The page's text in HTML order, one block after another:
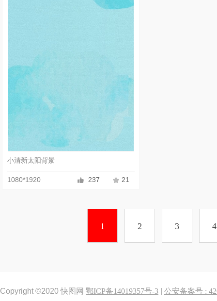
小清新太阳背景
1080*1920 237 21
1 2 3 4
Copyright ©2020 快图网 鄂ICP备14019357号-3
公安备案号 :